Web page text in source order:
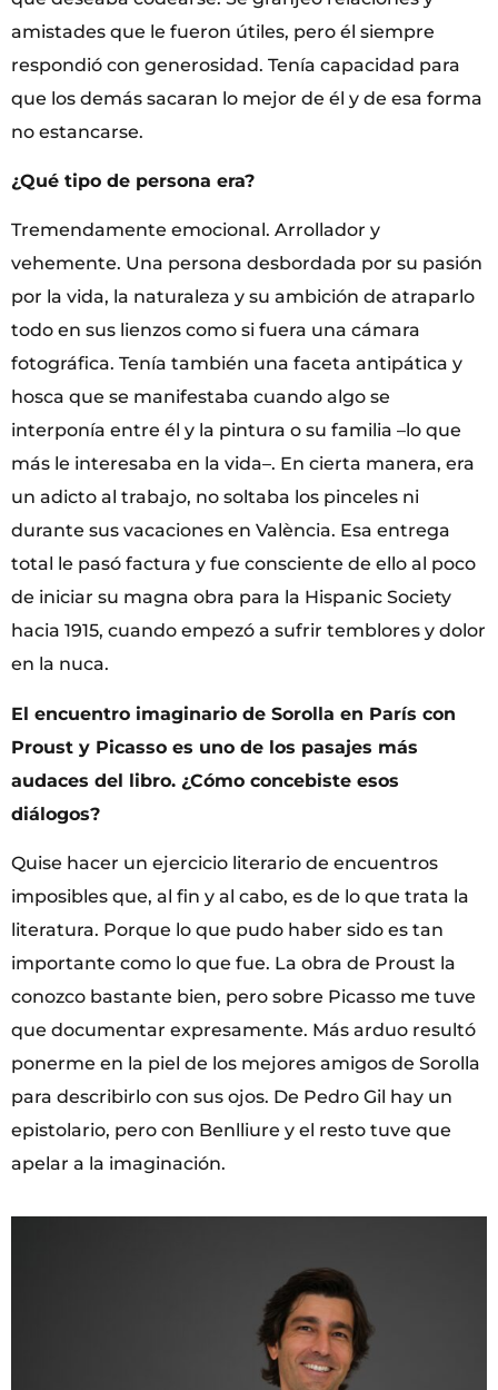
amistades que le fueron útiles, pero él siempre
respondió con generosidad. Tenía capacidad para
que los demás sacaran lo mejor de él y de esa forma
no estancarse.
¿Qué tipo de persona era?
Tremendamente emocional. Arrollador y
vehemente. Una persona desbordada por su pasión
por la vida, la naturaleza y su ambición de atraparlo
todo en sus lienzos como si fuera una cámara
fotográfica. Tenía también una faceta antipática y
hosca que se manifestaba cuando algo se
interponía entre él y la pintura o su familia –lo que
más le interesaba en la vida–. En cierta manera, era
un adicto al trabajo, no soltaba los pinceles ni
durante sus vacaciones en València. Esa entrega
total le pasó factura y fue consciente de ello al poco
de iniciar su magna obra para la Hispanic Society
hacia 1915, cuando empezó a sufrir temblores y dolor
en la nuca.
El encuentro imaginario de Sorolla en París con
Proust y Picasso es uno de los pasajes más
audaces del libro. ¿Cómo concebiste esos
diálogos?
Quise hacer un ejercicio literario de encuentros
imposibles que, al fin y al cabo, es de lo que trata la
literatura. Porque lo que pudo haber sido es tan
importante como lo que fue. La obra de Proust la
conozco bastante bien, pero sobre Picasso me tuve
que documentar expresamente. Más arduo resultó
ponerme en la piel de los mejores amigos de Sorolla
para describirlo con sus ojos. De Pedro Gil hay un
epistolario, pero con Benlliure y el resto tuve que
apelar a la imaginación.